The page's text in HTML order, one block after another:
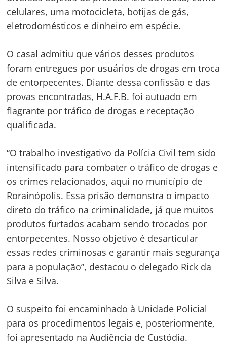
celulares, uma motocicleta, botijas de gás,
eletrodomésticos e dinheiro em espécie.
O casal admitiu que vários desses produtos
foram entregues por usuários de drogas em troca
de entorpecentes. Diante dessa confissão e das
provas encontradas, H.A.F.B. foi autuado em
flagrante por tráfico de drogas e receptação
qualificada.
“O trabalho investigativo da Polícia Civil tem sido
intensificado para combater o tráfico de drogas e
os crimes relacionados, aqui no município de
Rorainópolis. Essa prisão demonstra o impacto
direto do tráfico na criminalidade, já que muitos
produtos furtados acabam sendo trocados por
entorpecentes. Nosso objetivo é desarticular
essas redes criminosas e garantir mais segurança
para a população”, destacou o delegado Rick da
Silva e Silva.
O suspeito foi encaminhado à Unidade Policial
para os procedimentos legais e, posteriormente,
foi apresentado na Audiência de Custódia.
Navegação
Post